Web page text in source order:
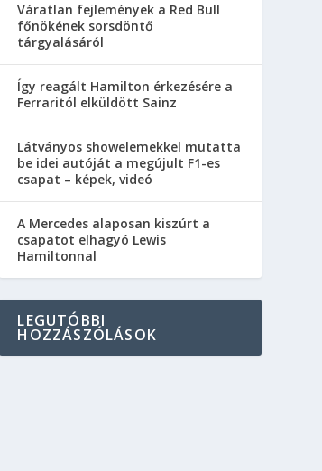
Váratlan fejlemények a Red Bull
főnökének sorsdöntő
tárgyalásáról
Így reagált Hamilton érkezésére a
Ferraritól elküldött Sainz
Látványos showelemekkel mutatta
be idei autóját a megújult F1-es
csapat – képek, videó
A Mercedes alaposan kiszúrt a
csapatot elhagyó Lewis
Hamiltonnal
LEGUTÓBBI
HOZZÁSZÓLÁSOK